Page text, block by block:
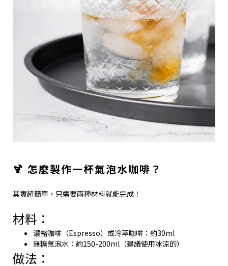
🍹 怎麼製作一杯氣泡水咖啡？
其實超簡單，只需要兩種材料就能完成！
材料：
濃縮咖啡（Espresso）或冷萃咖啡：約30ml
無糖氣泡水：約150-200ml（建議使用冰涼的）
做法：